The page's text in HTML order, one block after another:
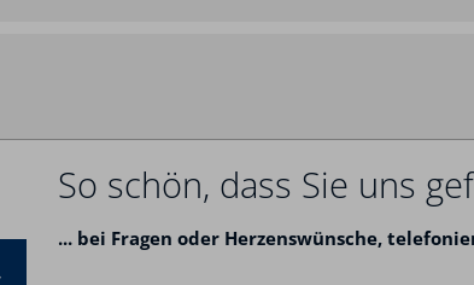
So schön, dass Sie uns
... bei Fragen oder Herzenswünsche,